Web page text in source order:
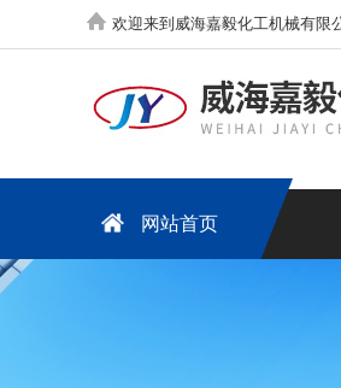
欢迎来到威海嘉毅化工机械有限
网站首页